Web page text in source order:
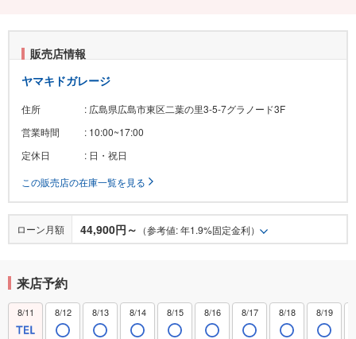
販売店情報
ヤマキドガレージ
住所
: 広島県広島市東区二葉の里3-5-7グラノード3F
営業時間
: 10:00~17:00
定休日
: 日・祝日
この販売店の在庫一覧を見る
ローン月額 44,900円～ （参考値: 年1.9%固定金利）
来店予約
8/11 8/12 8/13 8/14 8/15 8/16 8/17 8/18 8/19